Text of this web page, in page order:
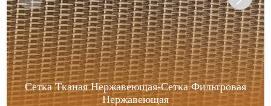
Сетка Тканая Нержавеющая-Сетка Фильтровая
Нержавеющая